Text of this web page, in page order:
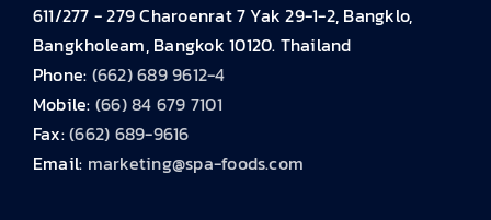
611/277 - 279 Charoenrat 7 Yak 29-1-2, Bangklo,
Bangkholeam, Bangkok 10120. Thailand
Phone: (662) 689 9612-4
Mobile: (66) 84 679 7101
Fax:(662) 689-9616
Email: marketing@spa-foods.com